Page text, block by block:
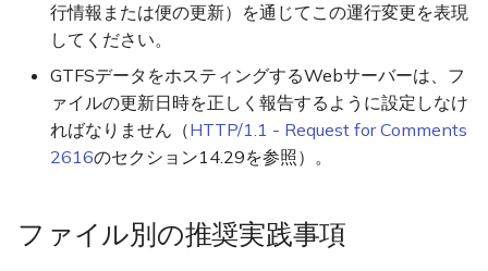
目的
公開されている GTFS ベス
トプラクティスを提案また
は修正する方法
GTFS ベストプラクティス
行情報または便の更新）を通じてこの運行変更を表現
してください。
GTFSデータをホスティングするWebサーバーは、フ
ァイルの更新日時を正しく報告するように設定しなけ
ればなりません（HTTP/1.1 - Request for Comments
2616のセクション14.29を参照）。
ファイル別の推奨実践事項